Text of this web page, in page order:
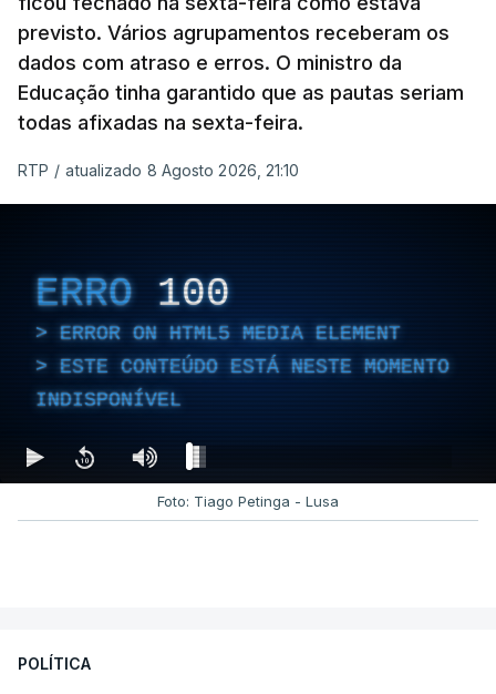
previsto. Vários agrupamentos receberam os
dados com atraso e erros. O ministro da
Educação tinha garantido que as pautas seriam
todas afixadas na sexta-feira.
RTP / atualizado 8 Agosto 2026, 21:10
ERRO 100
ERROR ON HTML5 MEDIA ELEMENT
ESTE CONTEÚDO ESTÁ NESTE MOMENTO
INDISPONÍVEL
Foto: Tiago Petinga - Lusa
POLÍTICA